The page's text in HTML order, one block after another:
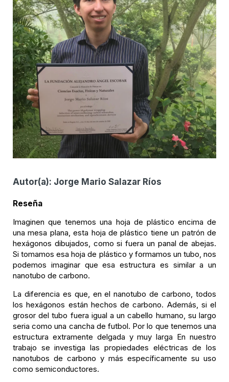
Autor(a): Jorge Mario Salazar Ríos
Reseña
Imaginen que tenemos una hoja de plástico encima de
una mesa plana, esta hoja de plástico tiene un patrón de
hexágonos dibujados, como si fuera un panal de abejas.
Si tomamos esa hoja de plástico y formamos un tubo, nos
podemos imaginar que esa estructura es similar a un
nanotubo de carbono.
La diferencia es que, en el nanotubo de carbono, todos
los hexágonos están hechos de carbono. Además, si el
grosor del tubo fuera igual a un cabello humano, su largo
seria como una cancha de futbol. Por lo que tenemos una
estructura extramente delgada y muy larga En nuestro
trabajo se investiga las propiedades eléctricas de los
nanotubos de carbono y más específicamente su uso
como semiconductores.